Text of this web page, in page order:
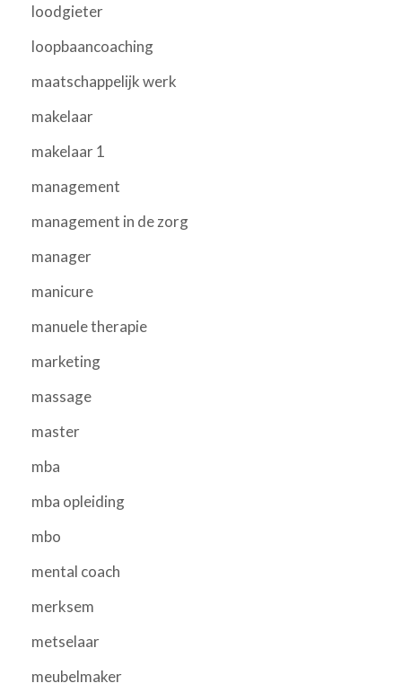
loodgieter
loopbaancoaching
maatschappelijk werk
makelaar
makelaar 1
management
management in de zorg
manager
manicure
manuele therapie
marketing
massage
master
mba
mba opleiding
mbo
mental coach
merksem
metselaar
meubelmaker